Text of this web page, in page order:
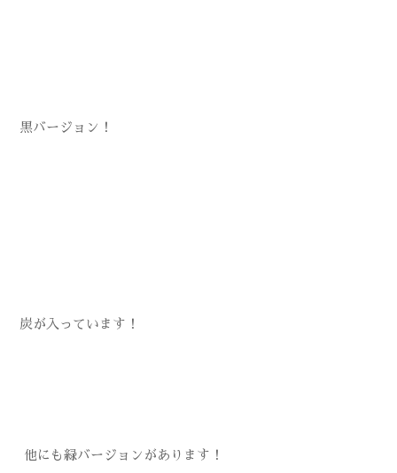
黒バージョン！
炭が入っています！
他にも緑バージョンがあります！